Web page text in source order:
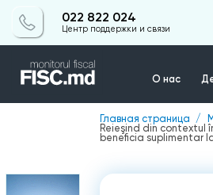
022 822 024
Центр поддержки и связи
О нас
Контакты
Главная страница
Reieşind din
beneficia suplimentar